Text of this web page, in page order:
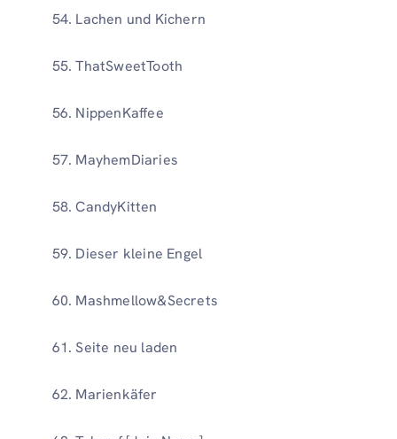
Lachen und Kichern
ThatSweetTooth
NippenKaffee
MayhemDiaries
CandyKitten
Dieser kleine Engel
Mashmellow&Secrets
Seite neu laden
Marienkäfer